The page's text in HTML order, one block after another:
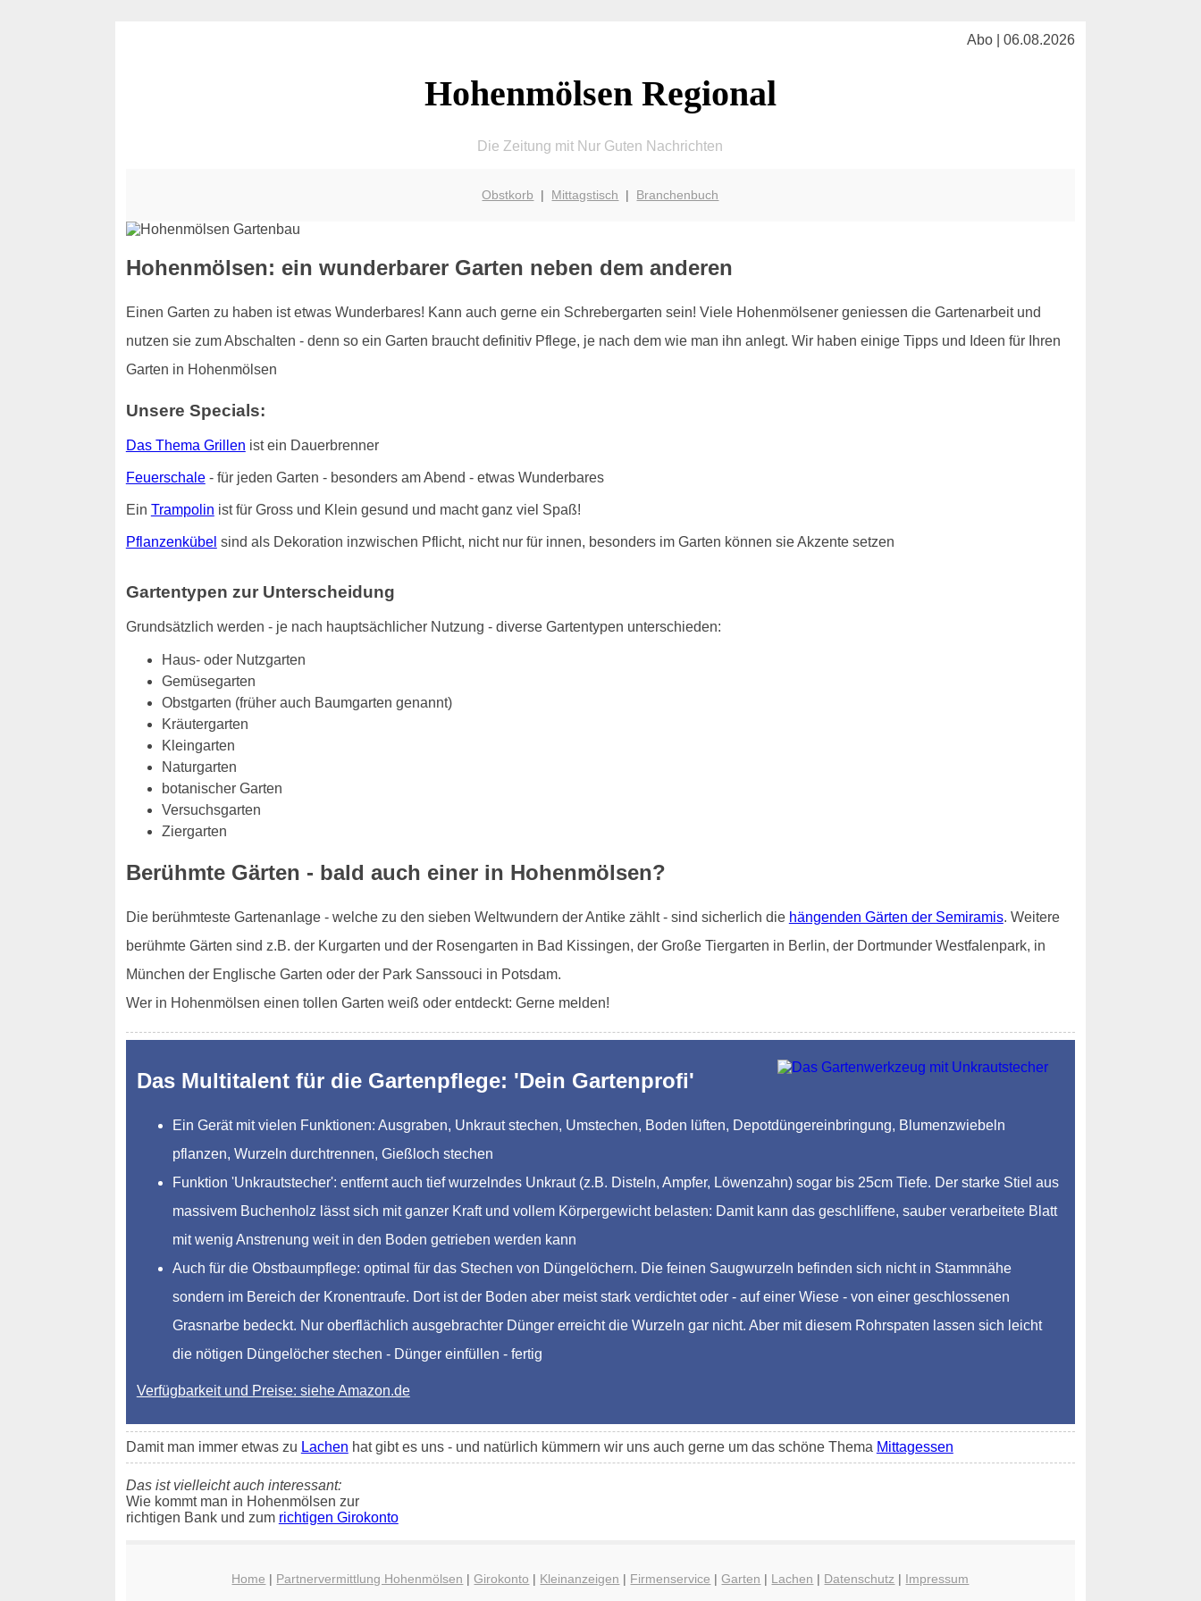
Abo | 06.08.2026
Hohenmölsen Regional
Die Zeitung mit Nur Guten Nachrichten
Obstkorb | Mittagstisch | Branchenbuch
Hohenmölsen: ein wunderbarer Garten neben dem anderen
Einen Garten zu haben ist etwas Wunderbares! Kann auch gerne ein Schrebergarten sein! Viele Hohenmölsener geniessen die Gartenarbeit und
nutzen sie zum Abschalten - denn so ein Garten braucht definitiv Pflege, je nach dem wie man ihn anlegt. Wir haben einige Tipps und Ideen für Ihren
Garten in Hohenmölsen
Unsere Specials:
Das Thema Grillen ist ein Dauerbrenner
Feuerschale- für jeden Garten - besonders am Abend - etwas Wunderbares
Ein Trampolin ist für Gross und Klein gesund und macht ganz viel Spaß!
Pflanzenkübel sind als Dekoration inzwischen Pflicht, nicht nur für innen, besonders im Garten können sie Akzente setzen
Gartentypen zur Unterscheidung
Grundsätzlich werden - je nach hauptsächlicher Nutzung - diverse Gartentypen unterschieden:
Haus- oder Nutzgarten
Gemüsegarten
Obstgarten (früher auch Baumgarten genannt)
Kräutergarten
Kleingarten
Naturgarten
botanischer Garten
Versuchsgarten
Ziergarten
Berühmte Gärten - bald auch einer in Hohenmölsen?
Die berühmteste Gartenanlage - welche zu den sieben Weltwundern der Antike zählt - sind sicherlich die hängenden Gärten der Semiramis. Weitere
berühmte Gärten sind z.B. der Kurgarten und der Rosengarten in Bad Kissingen, der Große Tiergarten in Berlin, der Dortmunder Westfalenpark, in
München der Englische Garten oder der Park Sanssouci in Potsdam.
Wer in Hohenmölsen einen tollen Garten weiß oder entdeckt: Gerne melden!
Das Multitalent für die Gartenpflege: 'Dein Gartenprofi'
Ein Gerät mit vielen Funktionen: Ausgraben, Unkraut stechen, Umstechen, Boden lüften, Depotdüngereinbringung, Blumenzwiebeln
pflanzen, Wurzeln durchtrennen, Gießloch stechen
Funktion 'Unkrautstecher': entfernt auch tief wurzelndes Unkraut (z.B. Disteln, Ampfer, Löwenzahn) sogar bis 25cm Tiefe. Der starke Stiel aus
massivem Buchenholz lässt sich mit ganzer Kraft und vollem Körpergewicht belasten: Damit kann das geschliffene, sauber verarbeitete Blatt
mit wenig Anstrenung weit in den Boden getrieben werden kann
Auch für die Obstbaumpflege: optimal für das Stechen von Düngelöchern. Die feinen Saugwurzeln befinden sich nicht in Stammnähe
sondern im Bereich der Kronentraufe. Dort ist der Boden aber meist stark verdichtet oder - auf einer Wiese - von einer geschlossenen
Grasnarbe bedeckt. Nur oberflächlich ausgebrachter Dünger erreicht die Wurzeln gar nicht. Aber mit diesem Rohrspaten lassen sich leicht
die nötigen Düngelöcher stechen - Dünger einfüllen - fertig
Verfügbarkeit und Preise: siehe Amazon.de
Damit man immer etwas zu Lachen hat gibt es uns - und natürlich kümmern wir uns auch gerne um das schöne Thema Mittagessen
Das ist vielleicht auch interessant:
Wie kommt man in Hohenmölsen zur
richtigen Bank und zum richtigen Girokonto
Home | Partnervermittlung Hohenmölsen |Girokonto | Kleinanzeigen | Firmenservice |Garten | Lachen | Datenschutz | Impressum